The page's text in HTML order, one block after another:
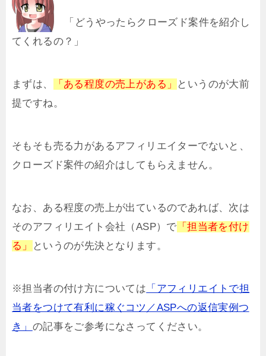
「どうやったらクローズド案件を紹介し
てくれるの？」
まずは、 「ある程度の売上がある」
というのが大前
提ですね。
そもそも売る力があるアフィリエイターでないと、
クローズド案件の紹介はしてもらえません。
なお、ある程度の売上が出ているのであれば、次は
そのアフィリエイト会社（ASP）で 「担当者を付け
る」
というのが先決となります。
※担当者の付け方については 「アフィリエイトで担
当者をつけて有利に稼ぐコツ／ASPへの返信実例つ
き」 の記事をご参考になさってください。